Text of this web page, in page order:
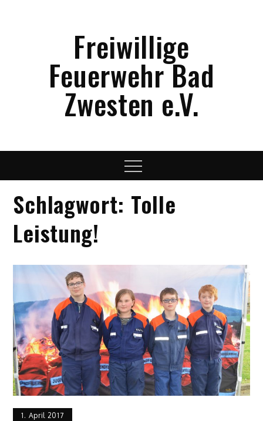
Freiwillige
Feuerwehr Bad
Zwesten e.V.
Menu
Schlagwort: Tolle
Leistung!
1. April 2017